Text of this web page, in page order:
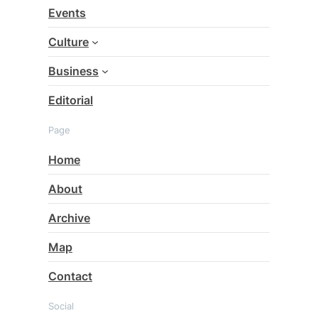
h
Events
Culture
Business
Editorial
Page
Home
About
Archive
Map
Contact
Social